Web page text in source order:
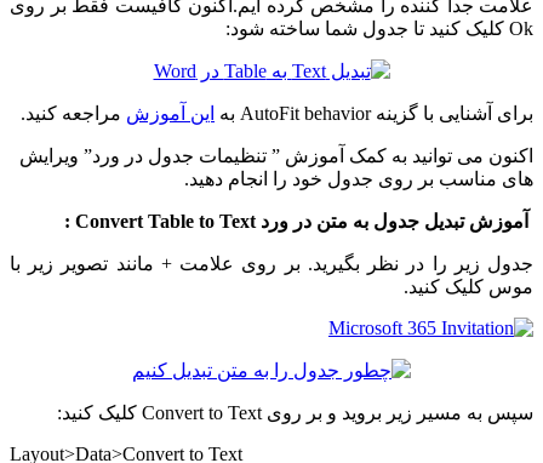
علامت جدا کننده را مشخص کرده ایم.اکنون کافیست فقط بر روی
Ok کلیک کنید تا جدول شما ساخته شود:
برای آشنایی با گزینه AutoFit behavior به این آموزش مراجعه کنید.
اکنون می توانید به کمک آموزش ” تنظیمات جدول در ورد” ویرایش
های مناسب بر روی جدول خود را انجام دهید.
آموزش تبدیل جدول به متن در ورد Convert Table to Text :
جدول زیر را در نظر بگیرید. بر روی علامت + مانند تصویر زیر با
موس کلیک کنید.
سپس به مسیر زیر بروید و بر روی Convert to Text کلیک کنید:
Layout>Data>Convert to Text